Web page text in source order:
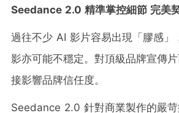
Seedance 2.0 精準掌控細節 完美
過往不少 AI 影片容易出現「膠感」
影亦可能不穩定。對頂級品牌宣傳
接影響品牌信任度。
Seedance 2.0 針對商業製作的嚴苛